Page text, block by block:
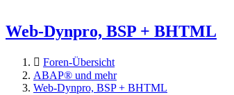
Web-Dynpro, BSP + BHTML
Foren-Übersicht
ABAP® und mehr
Web-Dynpro, BSP + BHTML